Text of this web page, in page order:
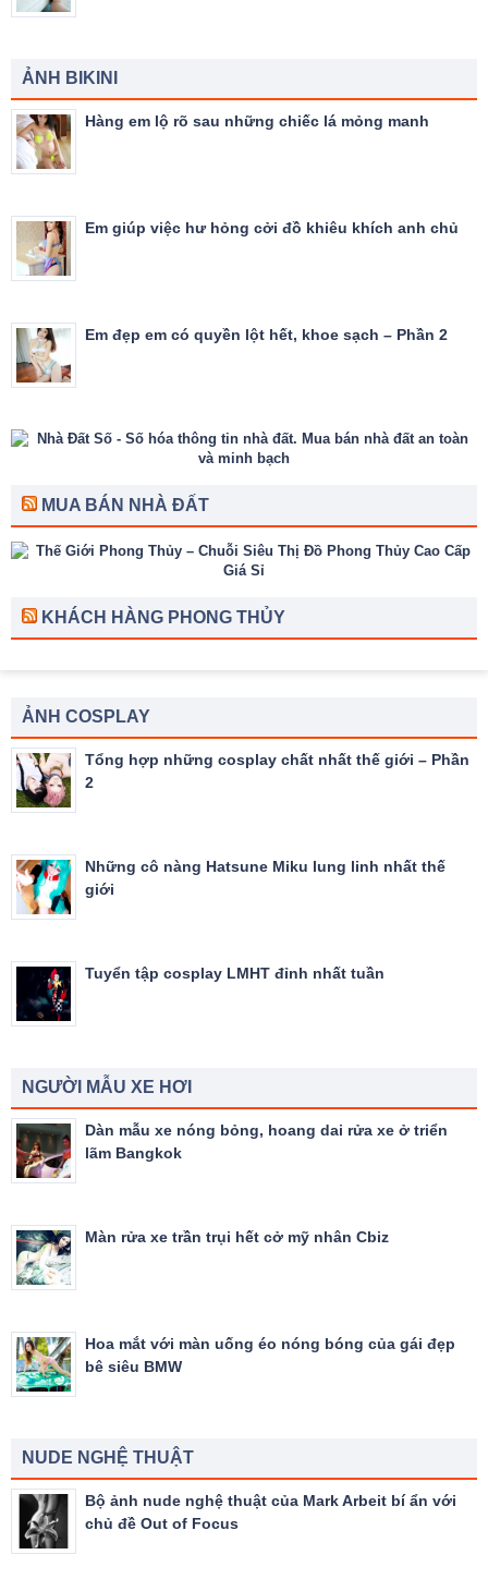
ẢNH BIKINI
Hàng em lộ rõ sau những chiếc lá mỏng manh
Em giúp việc hư hỏng cởi đồ khiêu khích anh chủ
Em đẹp em có quyền lột hết, khoe sạch – Phần 2
MUA BÁN NHÀ ĐẤT
KHÁCH HÀNG PHONG THỦY
ẢNH COSPLAY
Tổng hợp những cosplay chất nhất thế giới – Phần
2
Những cô nàng Hatsune Miku lung linh nhất thế
giới
Tuyển tập cosplay LMHT đỉnh nhất tuần
NGƯỜI MẪU XE HƠI
Dàn mẫu xe nóng bỏng, hoang dai rửa xe ở triển
lãm Bangkok
Màn rửa xe trần trụi hết cở mỹ nhân Cbiz
Hoa mắt với màn uống éo nóng bóng của gái đẹp
bê siêu BMW
NUDE NGHỆ THUẬT
Bộ ảnh nude nghệ thuật của Mark Arbeit bí ẩn với
chủ đề Out of Focus